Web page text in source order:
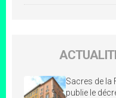
Sacres de la
publie le